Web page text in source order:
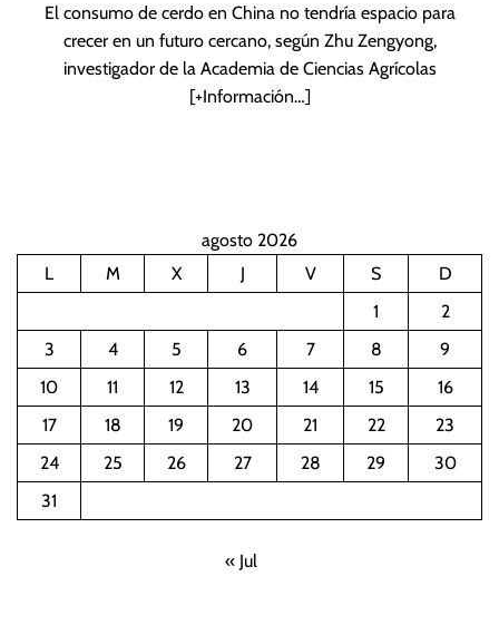
El consumo de cerdo en China no tendría espacio para
crecer en un futuro cercano, según Zhu Zengyong,
investigador de la Academia de Ciencias Agrícolas
[+Información…]
agosto 2026
L
M X J V S
D
1
2
3
4 5 6 7 8
9
10
11 12 13 14 15
16
17
18 19 20 21 22
23
24
25 26 27 28 29
30
31
« Jul